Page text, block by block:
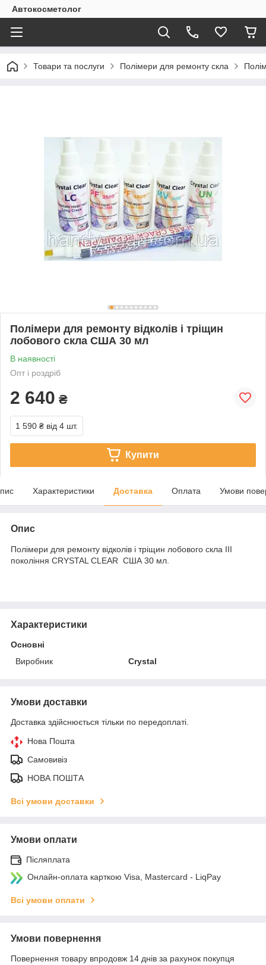
Автокосметолог
Товари та послуги Полімери для ремонту скла
Полімери для ремонту відколів і тріщин
лобового скла США 30 мл
В наявності
Опт і роздріб
2 640 ₴
1 590 ₴ від 4 шт.
Купити
Характеристики Доставка Оплата Умови
Опис
Полімери для ремонту відколів і тріщин лобового скла III
покоління CRYSTAL CLEAR США 30 мл.
Характеристики
Основні
Виробник
Crystal
Умови доставки
Доставка здійснюється тільки по передоплаті.
Нова Пошта
Самовивіз
НОВА ПОШТА
Всі умови доставки
Умови оплати
Післяплата
Онлайн-оплата карткою Visa, Mastercard - LiqPay
Всі умови оплати
Умови повернення
Повернення товару впродовж 14 днів за рахунок покупця